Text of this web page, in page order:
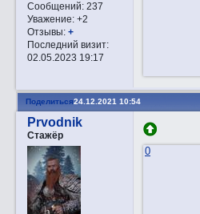
Сообщений:237
Уважение: +2
Отзывы: +
Последний визит:
02.05.2023 19:17
Поделиться24.12.2021 10:54
Prvodnik
Стажёр
0